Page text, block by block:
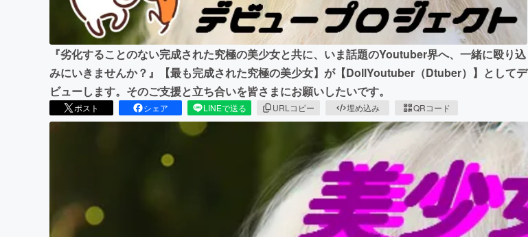
『劣化することのない完成された究極の美少女と共に、いま話題のYoutuber界へ、一緒に殴り込
みにいきませんか？』【最も完成された究極の美少女】が【DollYoutuber（Dtuber）】としてデ
ビューします。そのご支援と立ち合いを皆さまにお願いしたいです。
ポスト シェア LINEで送る URLコピー 埋め込み QRコード